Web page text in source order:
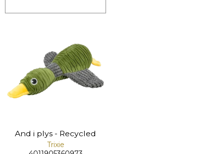
And i plys - Recycled
Trixie